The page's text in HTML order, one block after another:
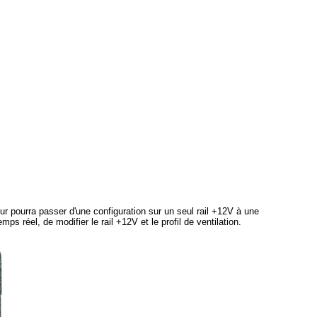
pourra passer d'une configuration sur un seul rail +12V à une
réel, de modifier le rail +12V et le profil de ventilation.